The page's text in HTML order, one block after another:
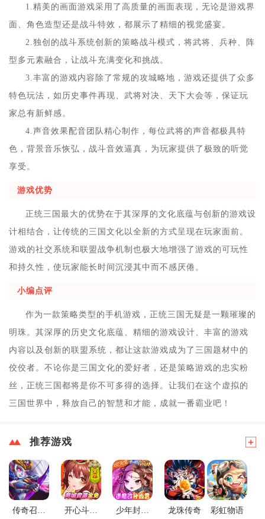
1.精美的画面游戏采用了高质量的画面表现，无论是游戏界
面、角色造型还是战斗特效，都展示了精细的视觉盛宴。
2.独创的战斗系统创新的策略战斗模式，将武将、兵种、阵
型多元素融合，让战斗充满变化和挑战。
3.丰富的游戏内容除了常规的攻城略地，游戏还提供了众多
特色玩法，如历史事件再现、武将对决、天下大会等，保证玩
家总有新鲜感。
4.声音效果配音团队精心制作，每位武将的声音都极具特
色，背景音乐恢弘，战斗音效逼真，为玩家提供了极致的听觉
享受。
游戏优势
正统三国最大的优势在于其深厚的文化底蕴与创新的游戏设
计相结合，让传统的三国文化以全新的方式呈现在玩家面前。
游戏的社交系统和联盟战争机制也极大地增强了游戏的可玩性
和持久性，使玩家能长时间沉浸其中而不感厌倦。
小编点评
作为一款策略类型的手机游戏，正统三国无疑是一颗璀璨的
明珠。其深厚的历史文化底蕴、精细的游戏设计、丰富的游戏
内容以及创新的联盟系统，都让这款游戏成为了三国题材中的
佼佼者。不论你是三国文化的爱好者，还是策略游戏的忠实粉
丝，正统三国都将是你不可多得的选择。让我们在这个虚拟的
三国世界中，释放自己的智慧和才能，成就一番霸业吧！
推荐游戏
传奇召唤
开心斗三
少年封神
龙珠传奇 彩虹物语